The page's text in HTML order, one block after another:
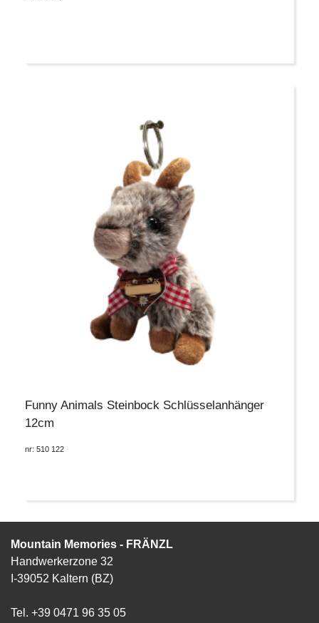
Funny Animals Steinbock Schlüsselanhänger
12cm
nr: 510 122
Mountain Memories - FRÄNZL
Handwerkerzone 32
I-39052 Kaltern (BZ)
Tel. +39 0471 96 35 05